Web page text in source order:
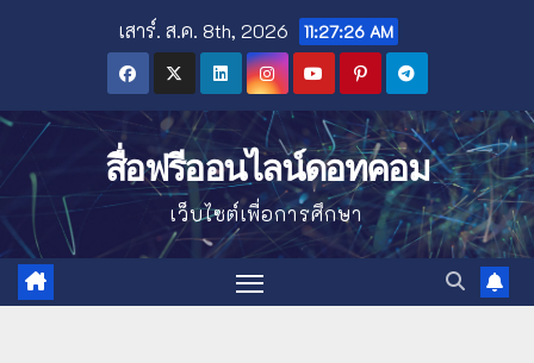
เสาร์. ส.ค. 8th, 2026 11:27:28 AM
สื่อฟรีออนไลน์ดอทคอม
เว็บไซต์เพื่อการศึกษา